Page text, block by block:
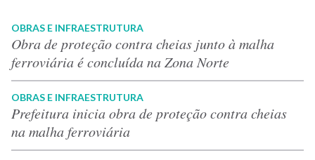
OBRAS E INFRAESTRUTURA
Obra de proteção contra cheias junto à malha
ferroviária é concluída na Zona Norte
OBRAS E INFRAESTRUTURA
Prefeitura inicia obra de proteção contra cheias
na malha ferroviária